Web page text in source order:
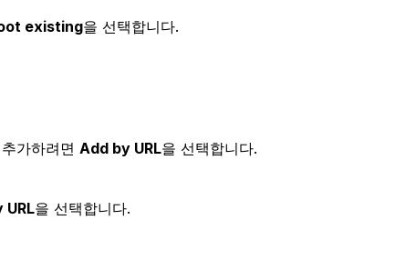
existing을 선택합니다.
가하려면 Add by URL을 선택합니다.
URL을 선택합니다.